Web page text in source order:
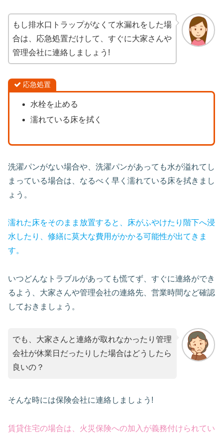
もし排水口トラップがなくて水漏れをした場
合は、応急処置だけして、すぐに大家さんや
管理会社に連絡しましょう!
応急処置
水栓を止める
濡れている床を拭く
洗濯パンがない場合や、洗濯パンがあっても水が溢れてし
まっている場合は、なるべく早く濡れている床を拭きまし
ょう。
濡れた床をそのまま放置すると、床がふやけたり階下へ浸
水したり、修繕に莫大な費用がかかる可能性が出てきま
す。
いつどんなトラブルがあっても慌てず、すぐに連絡ができ
るよう、大家さんや管理会社の連絡先、営業時間など確認
しておきましょう。
でも、大家さんと連絡が取れなかったり管理
会社が休業日だったりした場合はどうしたら
良いの？
そんな時には保険会社に連絡しましょう!
賃貸住宅の場合は、火災保険への加入が義務付けられてい